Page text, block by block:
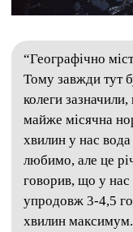
“Географічно
Тому завжди тут
колеги
майже місячна
хвилин у нас
любимо, але це
говорив, що у нас
упродовж 3-4,5
хвилин максимум.